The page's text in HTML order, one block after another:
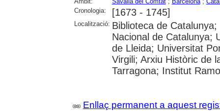
Cronologia:
[1673 - 1745]
Localització: Biblioteca de
Nacional de Catalunya;
de Lleida; Universitat
Virgili; Arxiu Històric de
Tarragona; Institut
Enllaç permanent a aquest